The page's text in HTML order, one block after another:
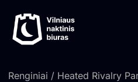
prie
turinio
Renginiai / Heated Rivalry